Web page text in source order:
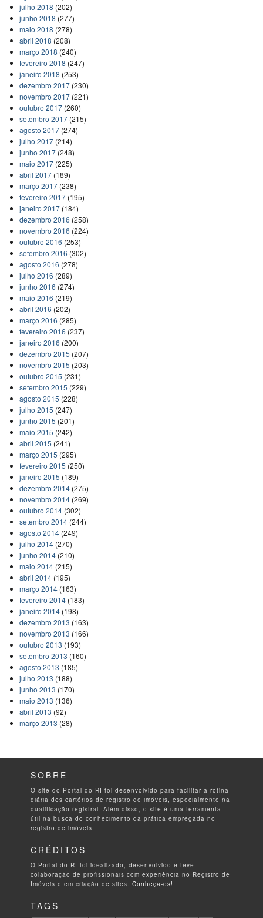
julho 2018 (202)
junho 2018 (277)
maio 2018 (278)
abril 2018 (208)
março 2018 (240)
fevereiro 2018 (247)
janeiro 2018 (253)
dezembro 2017(230)
novembro 2017(221)
outubro 2017(260)
setembro 2017(215)
agosto 2017(274)
julho 2017(214)
junho 2017(248)
maio 2017(225)
abril 2017(189)
março 2017(238)
fevereiro 2017(195)
janeiro 2017(184)
dezembro 2016 (258)
novembro 2016 (224)
outubro 2016 (253)
setembro 2016 (302)
agosto 2016 (278)
julho 2016 (289)
junho 2016 (274)
maio 2016 (219)
abril 2016 (202)
março 2016 (285)
fevereiro 2016 (237)
janeiro 2016 (200)
dezembro 2015 (207)
novembro 2015 (203)
outubro 2015 (231)
setembro 2015 (229)
agosto 2015 (228)
julho 2015 (247)
junho 2015 (201)
maio 2015 (242)
abril 2015 (241)
março 2015 (295)
fevereiro 2015 (250)
janeiro 2015 (189)
dezembro 2014(275)
novembro 2014(269)
outubro 2014(302)
setembro 2014(244)
agosto 2014(249)
julho 2014(270)
junho 2014(210)
maio 2014(215)
abril 2014(195)
março 2014(163)
fevereiro 2014(183)
janeiro 2014(198)
dezembro 2013 (163)
novembro 2013 (166)
outubro 2013 (193)
setembro 2013 (160)
agosto 2013 (185)
julho 2013 (188)
junho 2013 (170)
maio 2013 (136)
abril 2013 (92)
março 2013 (28)
SOBRE
O site do Portal do RI foi desenvolvido para facilitar a rotina
diária dos cartórios de registro de imóveis, especialmente na
qualificação registral. Além disso, o site é uma ferramenta
útil na busca do conhecimento da prática empregada no
registro de imóveis.
CRÉDITOS
O Portal do RI foi idealizado, desenvolvido e teve
colaboração de profissionais com experiência no Registro de
Imóveis e em criação de sites.Conheça-os!
TAGS